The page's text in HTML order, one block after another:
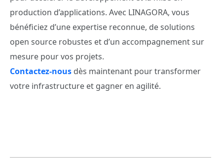
production d’applications. Avec LINAGORA, vous
bénéficiez d’une expertise reconnue, de solutions
open source robustes et d’un accompagnement sur
mesure pour vos projets.
Contactez-nous dès maintenant pour transformer
votre infrastructure et gagner en agilité.